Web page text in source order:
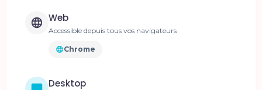
Web
Accessible depuis tous vos navigateurs
Chrome
Desktop